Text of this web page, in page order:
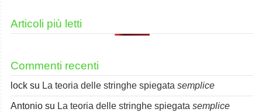
Articoli più letti
Commenti recenti
lock su La teoria delle stringhe spiegata semplice
Antonio su La teoria delle stringhe spiegata semplice